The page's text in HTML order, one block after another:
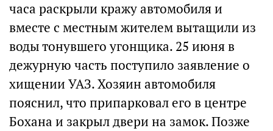
часа раскрыли кражу автомобиля и
вместе с местным жителем вытащили из
воды тонувшего угонщика. 25 июня в
дежурную часть поступило заявление о
хищении УАЗ. Хозяин автомобиля
пояснил, что припарковал его в центре
Бохана и закрыл двери на замок. Позже